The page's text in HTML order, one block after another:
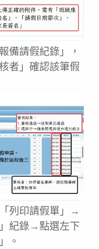
備請假紀錄」，
者」確認該筆假
列印請假單」→
紀錄→點選左下
。